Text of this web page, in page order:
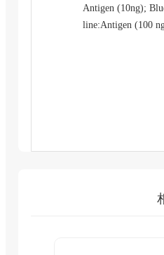
Antigen (10ng);
line:Antigen (100